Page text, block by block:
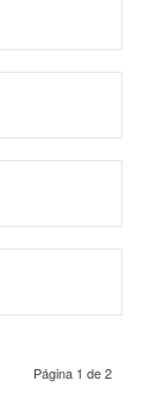
Página 1 de 2